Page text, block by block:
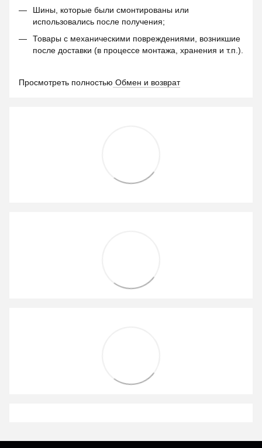
Шины, которые были смонтированы или
использовались после получения;
Товары с механическими повреждениями, возникшие
после доставки (в процессе монтажа, хранения и т.п.).
Просмотреть полностью Обмен и возврат